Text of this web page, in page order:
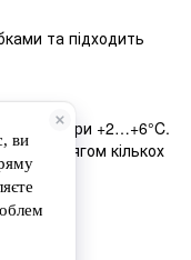
та підходить
+2…+6°C.
протягом кількох